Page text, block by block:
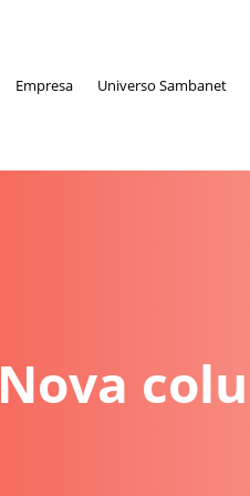
Empresa Universo Sambanet
Nova